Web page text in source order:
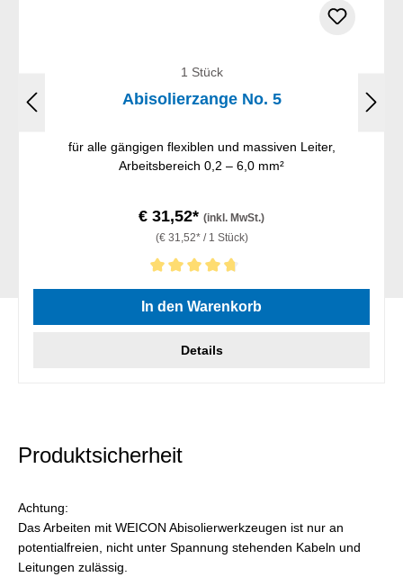
1 Stück
Abisolierzange No. 5
für alle gängigen flexiblen und massiven Leiter,
Arbeitsbereich 0,2 – 6,0 mm²
€ 31,52* (inkl. MwSt.)
(€ 31,52* / 1 Stück)
Durchschnittliche Bewertung von 4.86 von 5 Sternen
In den Warenkorb
Details
Produktsicherheit
Achtung:
Das Arbeiten mit WEICON Abisolierwerkzeugen ist nur an
potentialfreien, nicht unter Spannung stehenden Kabeln und
Leitungen zulässig.